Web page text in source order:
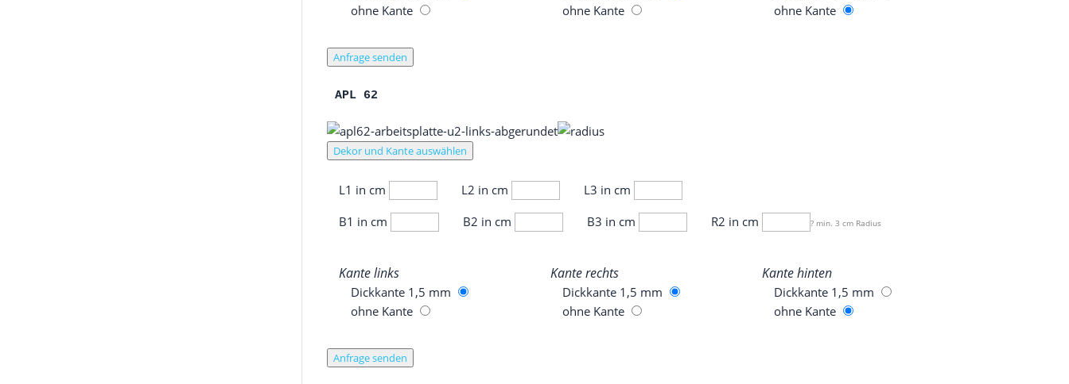
ohne Kan­te
ohne Kan­te
ohne Kan­te
Anfrage senden
APL 62
Dekor und Kante auswählen
L1 in cm L2 in cm
L3 in cm
B1 in cm
B2 in cm B3 in cm R2 in cm ? min. 3 cm Radius
Kan­te links
Dick­kan­te 1,5 mm
ohne Kan­te
Kan­te rechts
Dick­kan­te 1,5 mm
ohne Kan­te
Kan­te hinten
Dick­kan­te 1,5 mm
ohne Kan­te
Anfrage senden